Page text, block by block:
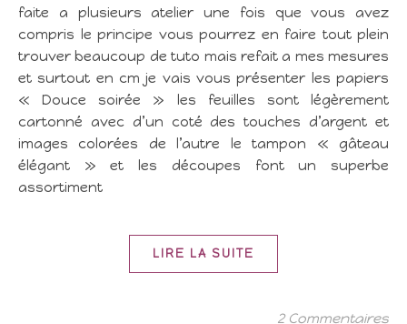
faite a plusieurs atelier une fois que vous avez
compris le principe vous pourrez en faire tout plein
trouver beaucoup de tuto mais refait a mes mesures
et surtout en cm je vais vous présenter les papiers
« Douce soirée » les feuilles sont légèrement
cartonné avec d’un coté des touches d’argent et
images colorées de l’autre le tampon « gâteau
élégant » et les découpes font un superbe
assortiment
LIRE LA SUITE
2 Commentaires